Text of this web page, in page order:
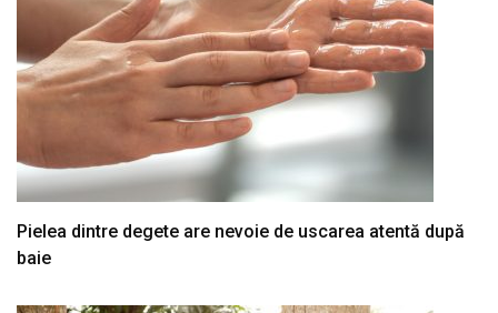
Pielea dintre degete are nevoie de uscarea atentă după
baie